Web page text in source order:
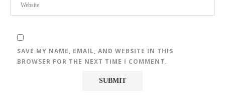
SAVE MY NAME, EMAIL, AND WEBSITE IN THIS
BROWSER FOR THE NEXT TIME I COMMENT.